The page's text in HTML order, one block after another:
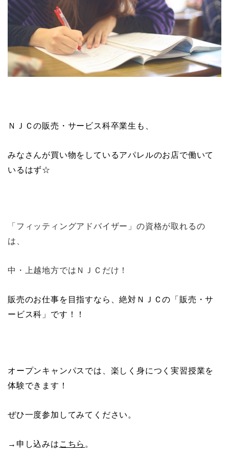
ＮＪＣの販売・サービス科卒業生も、
みなさんが買い物をしているアパレルのお店で働いて
いるはず☆
「フィッティングアドバイザー」の資格が取れるの
は、
中・上越地方ではＮＪＣだけ！
販売のお仕事を目指すなら、絶対ＮＪＣの「販売・サ
ービス科」です！！
オープンキャンパスでは、楽しく身につく実習授業を
体験できます！
ぜひ一度参加してみてください。
→申し込みは こちら 。